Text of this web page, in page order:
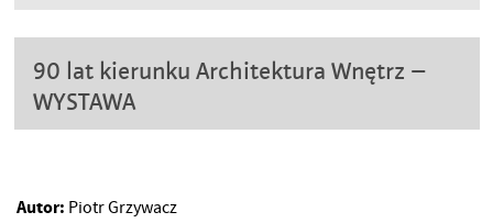
90 lat kierunku Architektura Wnętrz –
WYSTAWA
Autor: Piotr Grzywacz